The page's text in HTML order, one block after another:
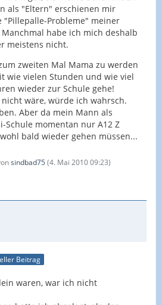
als "Eltern" erschienen mir
"Pillepalle-Probleme" meiner
habe ich mich deshalb
meistens nicht.
zweiten Mal Mama zu werden
wie vielen Stunden und wie viel
wieder zur Schule gehe!
wäre, würde ich wahrsch.
Aber da mein Mann als
Schule momentan nur A12 Z
bald wieder gehen müssen...
sindbad75 (4. Mai 2010 09:23)
Beitrag
waren, war ich nicht